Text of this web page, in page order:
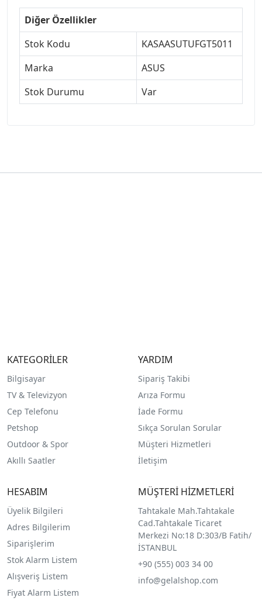
Diğer Özellikler
Stok Kodu
KASAASUTUFGT5011
Marka
ASUS
Stok Durumu
Var
KATEGORİLER
Bilgisayar
TV & Televizyon
Cep Telefonu
Petshop
Outdoor & Spor
Akıllı Saatler
YARDIM
Sipariş Takibi
Arıza Formu
İade Formu
Sıkça Sorulan Sorular
Müşteri Hizmetleri
İletişim
HESABIM
Üyelik Bilgileri
Adres Bilgilerim
Siparişlerim
Stok Alarm Listem
Alışveriş Listem
Fiyat Alarm Listem
MÜŞTERİ HİZMETLERİ
Tahtakale Mah.Tahtakale
Cad.Tahtakale Ticaret
Merkezi No:18 D:303/B Fatih/
İSTANBUL
+90 (555) 003 34 00
info@gelalshop.com